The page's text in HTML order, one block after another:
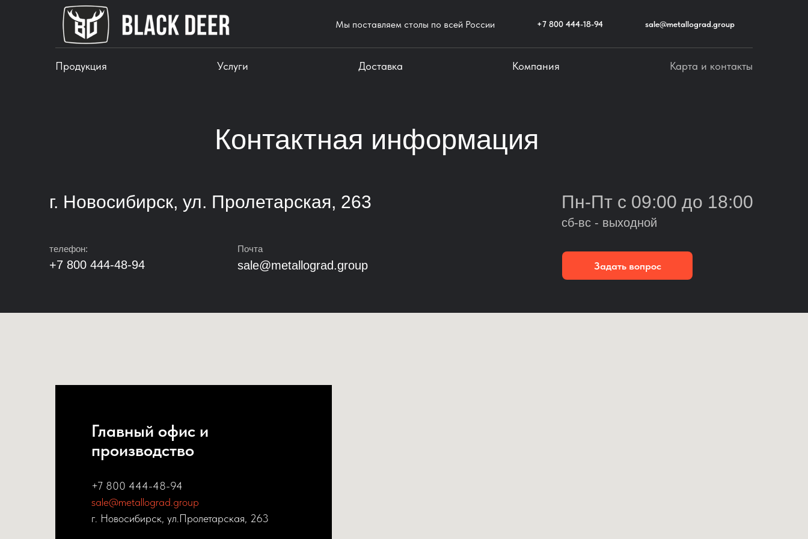
Мы поставляем столы по всей России +7 800 444-18-94 sale@metallograd.group
Продукция Услуги Доставка Компания Карта и контакты
Контактная информация
г. Новосибирск, ул. Пролетарская, 263 Пн-Пт с 09:00 до 18:00
сб-вс - выходной
телефон: Почта
+7 800 444-48-94 sale@metallograd.group Задать вопрос
Главный офис и
производство
+7 800 444-48-94
sale@metallograd.group
г. Новосибирск, ул.Пролетарская, 263